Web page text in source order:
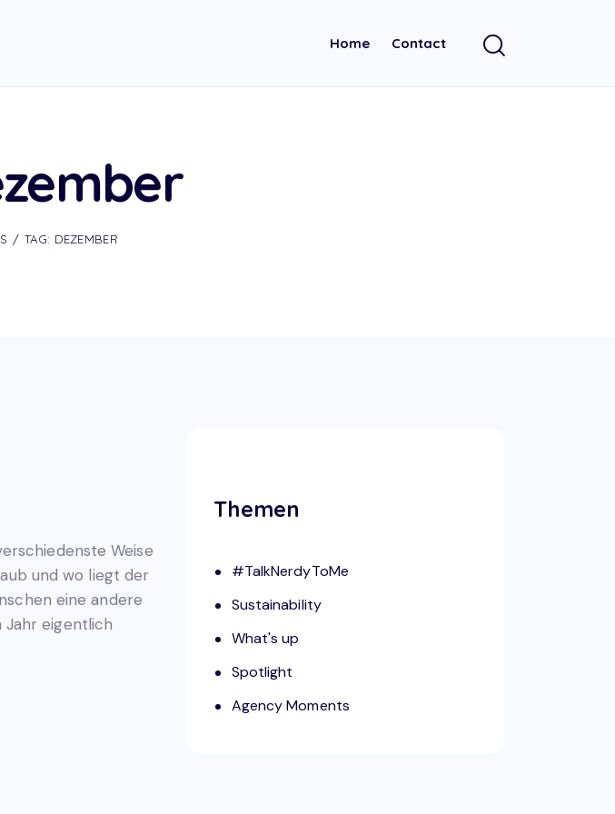
Home Contact
TAG: DEZEMBER
Weise
und wo liegt der
eine andere
Jahr eigentlich
Themen
#TalkNerdyToMe
Sustainability
What's up
Spotlight
Agency Moments